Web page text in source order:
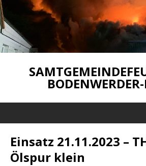
Einsatz 21.11.2023 –
Ölspur klein